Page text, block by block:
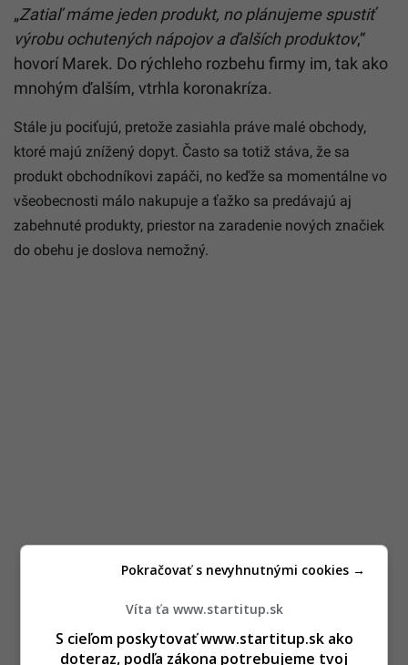
„Zatiaľ máme jeden produkt, no plánujeme spustiť
výrobu ochutených nápojov a ďalších produktov,“
hovorí Marek. Do rýchleho rozbehu firmy im, tak ako
mnohým ďalším, vtrhla koronakríza.
Stále ju pociťujú, pretože zasiahla práve malé obchody,
ktoré majú znížený dopyt. Často sa totiž stáva, že sa
produkt obchodníkovi zapáči, no keďže sa momentálne vo
všeobecnosti málo nakupuje a ťažko sa predávajú aj
zabehnuté produkty, priestor na zaradenie nových značiek
do obehu je doslova nemožný.
Víta ťa www.startitup.sk
S cieľom poskytovať www.startitup.sk ako
doteraz, podľa zákona potrebujeme tvoj
Pokračovať s nevyhnutnými cookies →